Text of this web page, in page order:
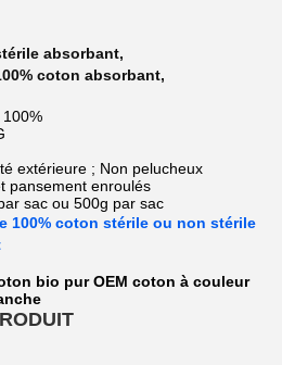
absorbant,
coton absorbant,
extérieure ; Non pelucheux
pansement enroulés
sac ou 500g par sac
100% coton stérile ou non stérile
bio pur OEM coton à couleur